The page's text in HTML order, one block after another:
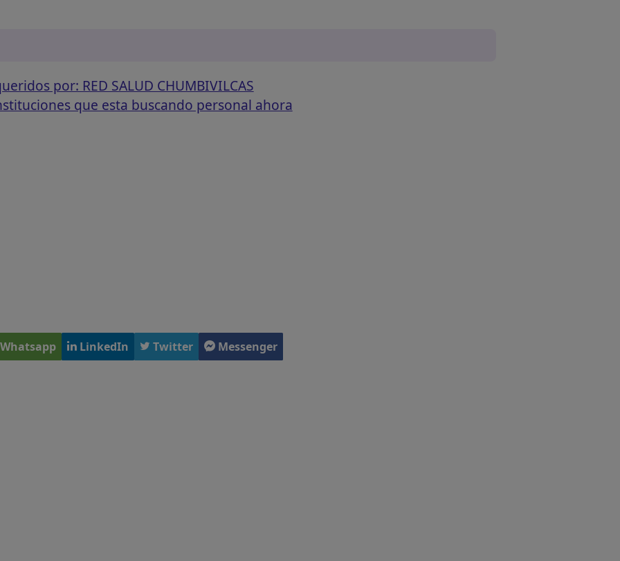
por: RED SALUD CHUMBIVILCAS
que esta buscando personal ahora
Whatsapp LinkedIn Twitter Messenger